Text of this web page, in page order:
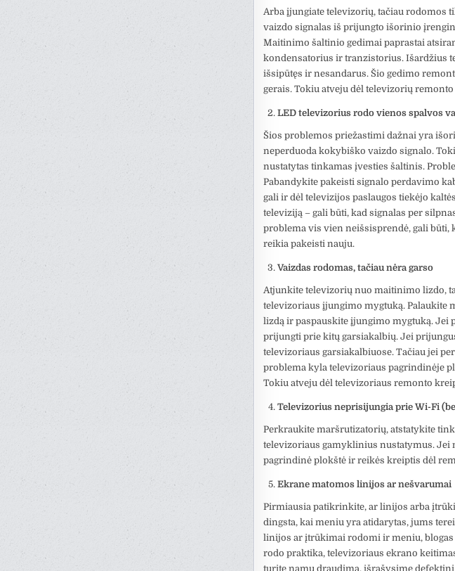
Arba įjungiate televizorių, tačiau rodomos
vaizdo signalas iš prijungto išorinio
Maitinimo šaltinio gedimai paprastai
kondensatorius ir tranzistorius. Išardžius
išsipūtęs ir nesandarus. Šio gedimo
gerais. Tokiu atveju dėl televizorių
LED televizorius rodo vienos spalvos
Šios problemos priežastimi dažnai yra
neperduoda kokybiško vaizdo signalo.
nustatytas tinkamas įvesties šaltinis.
Pabandykite pakeisti signalo perdavimo
gali ir dėl televizijos paslaugos tiekėjo
televiziją – gali būti, kad signalas per
problema vis vien neišsisprendė, gali būti,
reikia pakeisti nauju.
Vaizdas rodomas, tačiau nėra garso
Atjunkite televizorių nuo maitinimo lizdo,
televizoriaus įjungimo mygtuką. Palaukite
lizdą ir paspauskite įjungimo mygtuką. Jei
prijungti prie kitų garsiakalbių. Jei
televizoriaus garsiakalbiuose. Tačiau jei
problema kyla televizoriaus pagrindinėje
Tokiu atveju dėl televizoriaus remonto
Televizorius neprisijungia prie Wi-Fi
Perkraukite maršrutizatorių, atstatykite
televizoriaus gamyklinius nustatymus. Jei
pagrindinė plokštė ir reikės kreiptis dėl
Ekrane matomos linijos ar nešvarumai
Pirmiausia patikrinkite, ar linijos arba
dingsta, kai meniu yra atidarytas, jums
linijos ar įtrūkimai rodomi ir meniu, blogas
rodo praktika, televizoriaus ekrano
turite namų draudimą, išrašysime